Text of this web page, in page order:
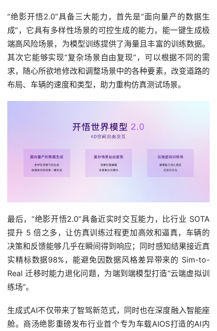
“绝影开悟2.0”具备三大能力，首先是“面向量产的数据生
成”，它具有多样性场景的可控生成的能力，能一键生成极
端高风险场景，为模型训练提供了海量且丰富的训练数据。
其次它能够实现“复杂场景自由复现”，可以根据不同的需
求，随心所欲地修改和调整场景中的各种要素，改变道路的
布局、车辆的速度和类型，助力重构仿真测试场景。
最后，“绝影开悟2.0”具备近实时交互能力，比行业 SOTA
提升 5 倍之多，让仿真训练过程更加高效和逼真，车辆的
决策和反馈能够几乎在瞬间得到响应；同时感知结果接近真
实精标数据98%，能避免因数据风格差异带来的 Sim-to-
Real 迁移时能力退化问题，为端到端模型打造“云端虚拟训
练场”。
生成式AI不仅带来了智驾新范式，同时也在深度融入智能座
舱。商汤绝影重磅发布行业首个专为车载AIOS打造的AI内